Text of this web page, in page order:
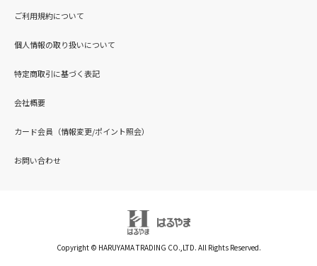
ご利用規約について
個人情報の取り扱いについて
特定商取引に基づく表記
会社概要
カード会員（情報変更/ポイント照会）
お問い合わせ
Copyright © HARUYAMA TRADING CO.,LTD. All Rights Reserved.